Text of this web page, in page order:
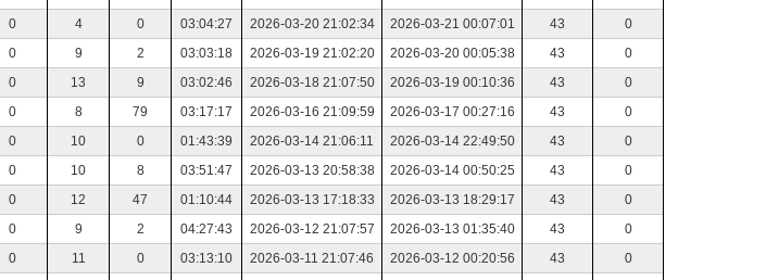
0 4 0 03:04:27 2026-03-20 21:02:34 2026-03-21 00:07:01 43
0
0 9 2 03:03:18 2026-03-19 21:02:20 2026-03-20 00:05:38 43
0
0 13 9 03:02:46 2026-03-18 21:07:50 2026-03-19 00:10:36 43
0
0 8 79 03:17:17 2026-03-16 21:09:59 2026-03-17 00:27:16 43
0
0 10 0 01:43:39 2026-03-14 21:06:11 2026-03-14 22:49:50 43
0
0 10 8 03:51:47 2026-03-13 20:58:38 2026-03-14 00:50:25 43
0
0 12 47 01:10:44 2026-03-13 17:18:33 2026-03-13 18:29:17 43
0
0 9 2 04:27:43 2026-03-12 21:07:57 2026-03-13 01:35:40 43
0
0 11 0 03:13:10 2026-03-11 21:07:46 2026-03-12 00:20:56 43
0